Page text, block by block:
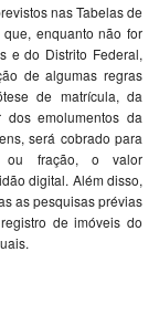
nas Tabelas de
enquanto não for
e do Distrito Federal,
de algumas regras
de matrícula, da
emolumentos da
será cobrado para
ou fração, o valor
digital. Além disso,
as pesquisas prévias
de imóveis do